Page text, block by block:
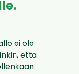
ei ole
että